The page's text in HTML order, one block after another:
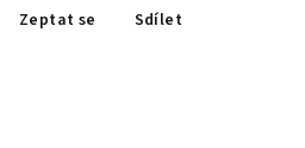
Zeptat se Sdílet